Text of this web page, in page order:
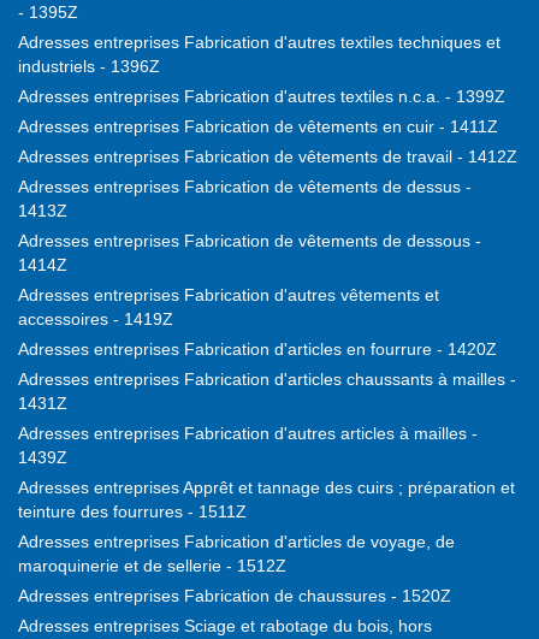
- 1395Z
Adresses entreprises Fabrication d'autres textiles techniques et
industriels - 1396Z
Adresses entreprises Fabrication d'autres textiles n.c.a. - 1399Z
Adresses entreprises Fabrication de vêtements en cuir - 1411Z
Adresses entreprises Fabrication de vêtements de travail - 1412Z
Adresses entreprises Fabrication de vêtements de dessus -
1413Z
Adresses entreprises Fabrication de vêtements de dessous -
1414Z
Adresses entreprises Fabrication d'autres vêtements et
accessoires - 1419Z
Adresses entreprises Fabrication d'articles en fourrure - 1420Z
Adresses entreprises Fabrication d'articles chaussants à mailles -
1431Z
Adresses entreprises Fabrication d'autres articles à mailles -
1439Z
Adresses entreprises Apprêt et tannage des cuirs ; préparation et
teinture des fourrures - 1511Z
Adresses entreprises Fabrication d'articles de voyage, de
maroquinerie et de sellerie - 1512Z
Adresses entreprises Fabrication de chaussures - 1520Z
Adresses entreprises Sciage et rabotage du bois, hors